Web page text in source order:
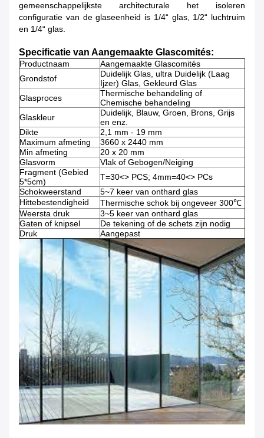
gemeenschappelijkste architecturale het isoleren
configuratie van de glaseenheid is 1/4“ glas, 1/2“ luchtruim
en 1/4“ glas.
Specificatie van Aangemaakte Glascomités:
Productnaam
Aangemaakte Glascomités
Grondstof
Duidelijk Glas, ultra Duidelijk (Laag
Ijzer) Glas, Gekleurd Glas
Glasproces
Thermische behandeling of
Chemische behandeling
Glaskleur
Duidelijk, Blauw, Groen, Brons, Grijs
en enz.
Dikte
2,1 mm - 19 mm
Maximum afmeting
3660 x 2440 mm
Min afmeting
20 x 20 mm
Glasvorm
Vlak of Gebogen/Neiging
Fragment (Gebied
5*5cm)
T=30<> PCS; 4mm=40<> PCs
Schokweerstand
5~7 keer van onthard glas
Hittebestendigheid
Thermische schok bij ongeveer 300℃
Weersta druk
3~5 keer van onthard glas
Gaten of knipsel
De tekening of de schets zijn nodig
Druk
Aangepast